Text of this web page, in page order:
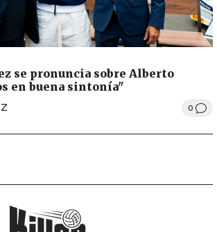
se pronuncia sobre Alberto
en buena sintonía"
0